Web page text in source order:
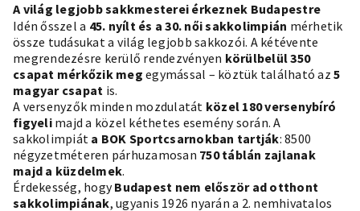
A világ legjobb sakkmesterei érkeznek Budapestre
Idén ősszel a 45. nyílt és a 30. női sakkolimpián mérhetik
össze tudásukat a világ legjobb sakkozói. A kétévente
megrendezésre kerülő rendezvényen körülbelül 350
csapat mérkőzik meg egymással – köztük található az 5
magyar csapat is.
A versenyzők minden mozdulatát közel 180 versenybíró
figyeli majd a közel kéthetes esemény során. A
sakkolimpiát a BOK Sportcsarnokban tartják: 8500
négyzetméteren párhuzamosan 750 táblán zajlanak
majd a küzdelmek.
Érdekesség, hogyBudapest nem először ad otthont
sakkolimpiának, ugyanis 1926 nyarán a 2. nemhivatalos